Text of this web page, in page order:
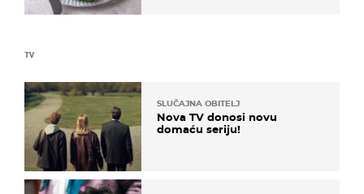
TV
SLUČAJNA OBITELJ
Nova TV donosi novu
domaću seriju!